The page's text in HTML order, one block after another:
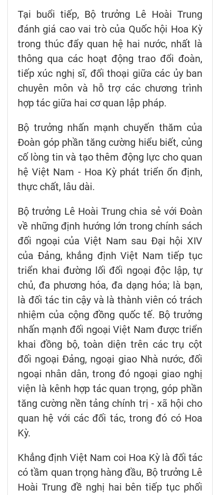
Tại buổi tiếp, Bộ trưởng Lê Hoài Trung
đánh giá cao vai trò của Quốc hội Hoa Kỳ
trong thúc đẩy quan hệ hai nước, nhất là
thông qua các hoạt động trao đổi đoàn,
tiếp xúc nghị sĩ, đối thoại giữa các ủy ban
chuyên môn và hỗ trợ các chương trình
hợp tác giữa hai cơ quan lập pháp.
Bộ trưởng nhấn mạnh chuyến thăm của
Đoàn góp phần tăng cường hiểu biết, củng
cố lòng tin và tạo thêm động lực cho quan
hệ Việt Nam - Hoa Kỳ phát triển ổn định,
thực chất, lâu dài.
Bộ trưởng Lê Hoài Trung chia sẻ với Đoàn
về những định hướng lớn trong chính sách
đối ngoại của Việt Nam sau Đại hội XIV
của Đảng, khẳng định Việt Nam tiếp tục
triển khai đường lối đối ngoại độc lập, tự
chủ, đa phương hóa, đa dạng hóa; là bạn,
là đối tác tin cậy và là thành viên có trách
nhiệm của cộng đồng quốc tế. Bộ trưởng
nhấn mạnh đối ngoại Việt Nam được triển
khai đồng bộ, toàn diện trên các trụ cột
đối ngoại Đảng, ngoại giao Nhà nước, đối
ngoại nhân dân, trong đó ngoại giao nghị
viện là kênh hợp tác quan trọng, góp phần
tăng cường nền tảng chính trị - xã hội cho
quan hệ với các đối tác, trong đó có Hoa
Kỳ.
Khẳng định Việt Nam coi Hoa Kỳ là đối tác
có tầm quan trọng hàng đầu, Bộ trưởng Lê
Hoài Trung đề nghị hai bên tiếp tục phối